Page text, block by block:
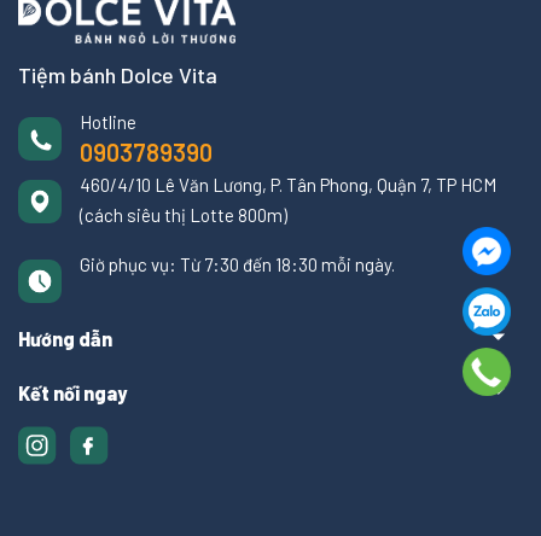
Tiệm bánh Dolce Vita
Hotline
0903789390
460/4/10 Lê Văn Lương, P. Tân Phong, Quận 7, TP HCM
(cách siêu thị Lotte 800m)
Giờ phục vụ: Từ 7:30 đến 18:30 mỗi ngày.
Hướng dẫn
Kết nối ngay